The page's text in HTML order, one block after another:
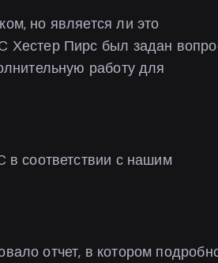
но является ли это
Хестер Пирс был задан
работу для
в соответствии с нашим
отчет, в котором